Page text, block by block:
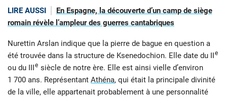
LIRE AUSSI
En Espagne, la découverte d’un camp de siège
romain révèle l’ampleur des guerres cantabriques
Nurettin Arslan indique que la pierre de bague en question a
été trouvée dans la structure de Ksenedochion. Elle date du IIe
ou du IIIe siècle de notre ère. Elle est ainsi vielle d’environ
1 700 ans. Représentant Athéna, qui était la principale divinité
de la ville, elle appartenait probablement à une personnalité